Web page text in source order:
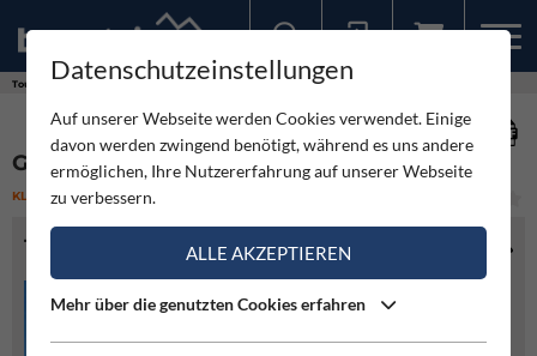
Touren
GOSAUSCHMIED HAMMER KLETTERSTEIG
KLETTERSTEIG SCHWER
TOURENINFO
Datenschutzeinstellungen
Auf unserer Webseite werden Cookies verwendet. Einige
davon werden zwingend benötigt, während es uns andere
ermöglichen, Ihre Nutzererfahrung auf unserer Webseite
zu verbessern.
ALLE AKZEPTIEREN
Mehr über die genutzten Cookies erfahren